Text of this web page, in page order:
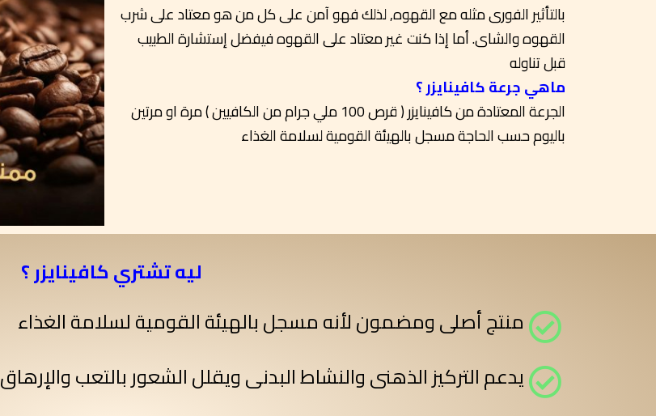
بالتأثير الفورى مثله مع القهوه, لذلك فهو آمن على كل من هو معتاد على شرب
القهوه والشاى. أما إذا كنت غير معتاد على القهوه فيفضل إستشارة الطبيب
قبل تناوله
ماهي جرعة كافينايزر ؟
باليوم حسب الحاجة مسجل بالهيئة القومية لسلامة الغذاء
ليه تشتري كافينايزر ؟
منتج أصلى ومضمون لأنه مسجل بالهيئة القومية لسلامة الغذاء
يدعم التركيز الذهنى والنشاط البدنى ويقلل الشعور بالتعب والإرهاق